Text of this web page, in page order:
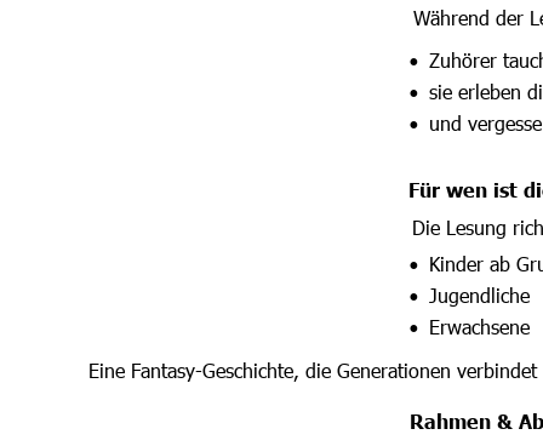
Für wen ist
Eine Fantasy-Geschichte, die Generationen
Die Lesung
• Kinder ab
• Jugendliche
• Erwachsene
Während der
• Zuhörer
• sie erleben
• und
Rahmen &